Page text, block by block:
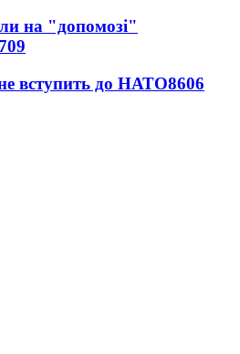
на "допомозі"
вступить до НАТО8606